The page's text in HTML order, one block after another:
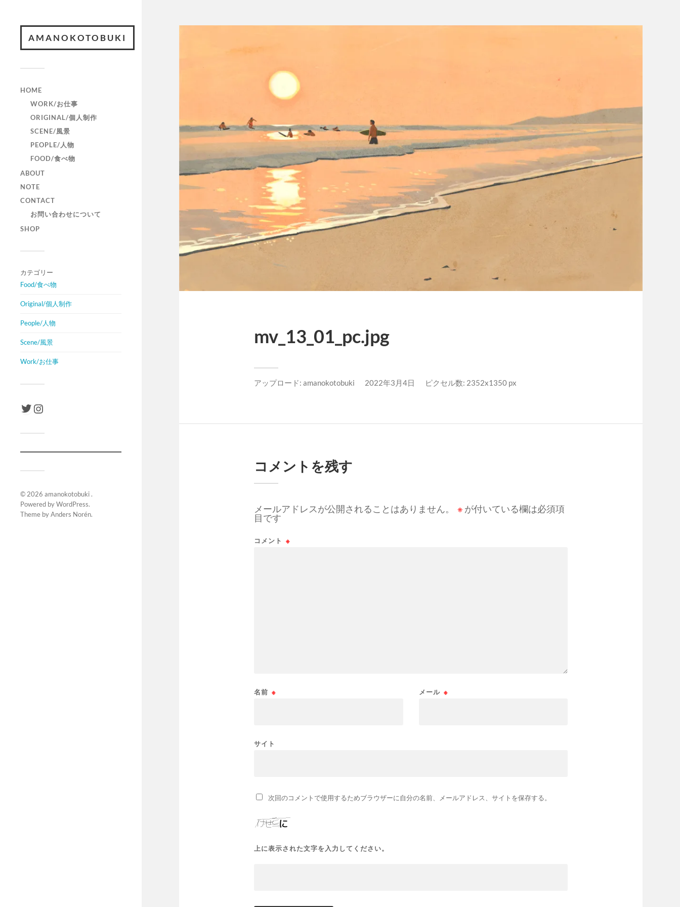
AMANOKOTOBUKI
HOME
WORK/お仕事
ORIGINAL/個人制作
SCENE/風景
PEOPLE/人物
FOOD/食べ物
ABOUT
NOTE
CONTACT
お問い合わせについて
SHOP
カテゴリー
Food/食べ物
Original/個人制作
People/人物
Scene/風景
Work/お仕事
© 2026 amanokotobuki.
Powered byWordPress.
Theme byAnders Norén.
mv_13_01_pc.jpg
アップロード: amanokotobuki 2022年3月4日 ピクセル数: 2352x1350 px
コメントを残す
メールアドレスが公開されることはありません。 ※ が付いている欄は必須項
目です
コメント ※
名前 ※ メール ※
サイト
次回のコメントで使用するためブラウザーに自分の名前、メールアドレス、サイトを保存する。
上に表示された文字を入力してください。